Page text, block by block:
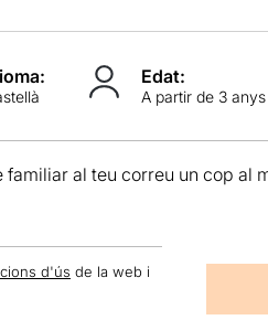
Edat:
A partir de 3 anys
familiar al teu correu un cop al
d'ús de la web i